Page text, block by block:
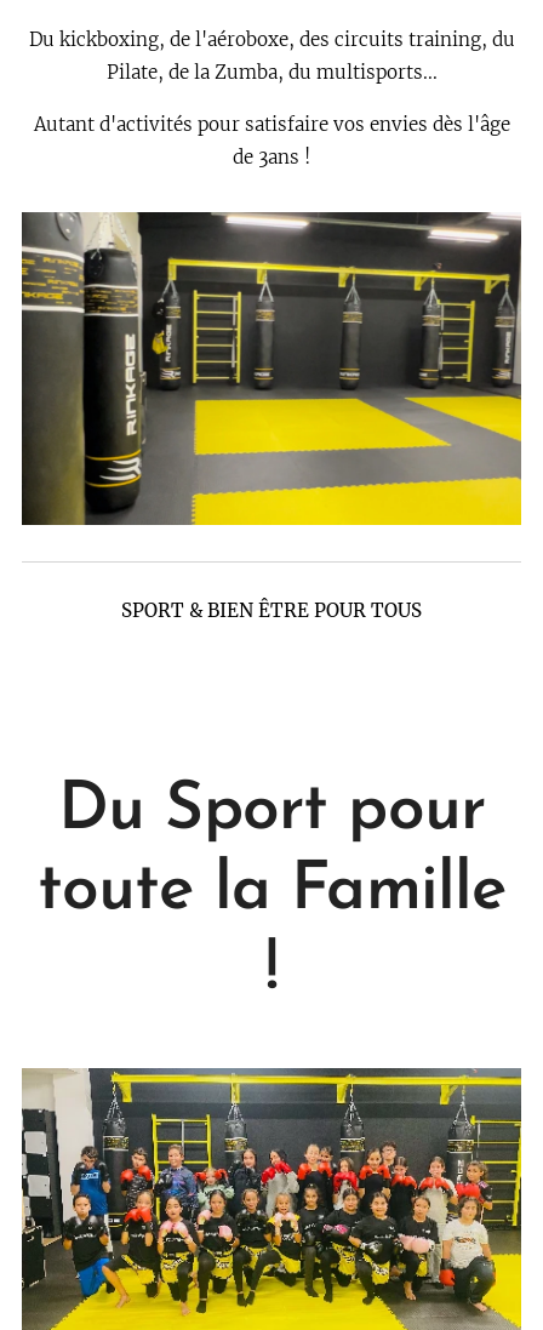
Du kickboxing, de l'aéroboxe, des circuits training, du
Pilate, de la Zumba, du multisports...
Autant d'activités pour satisfaire vos envies dès l'âge
de 3ans !
SPORT & BIEN ÊTRE POUR TOUS
Du Sport pour
toute la Famille
!